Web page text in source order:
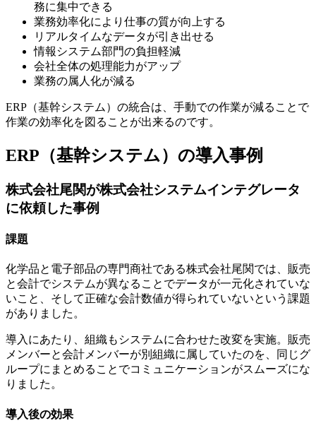
務に集中できる
業務効率化により仕事の質が向上する
リアルタイムなデータが引き出せる
情報システム部門の負担軽減
会社全体の処理能力がアップ
業務の属人化が減る
ERP（基幹システム）の統合は、手動での作業が減ることで
作業の効率化を図ることが出来るのです。
ERP（基幹システム）の導入事例
株式会社尾関が株式会社システムインテグレータ
に依頼した事例
課題
化学品と電子部品の専門商社である株式会社尾関では、販売
と会計でシステムが異なることでデータが一元化されていな
いこと、そして正確な会計数値が得られていないという課題
がありました。
導入にあたり、組織もシステムに合わせた改変を実施。販売
メンバーと会計メンバーが別組織に属していたのを、同じグ
ループにまとめることでコミュニケーションがスムーズにな
りました。
導入後の効果